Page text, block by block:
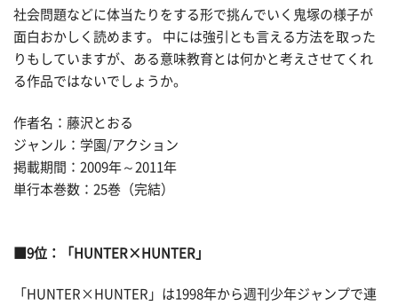
社会問題などに体当たりをする形で挑んでいく鬼塚の様子が
面白おかしく読めます。 中には強引とも言える方法を取った
りもしていますが、ある意味教育とは何かと考えさせてくれ
る作品ではないでしょうか。
作者名：藤沢とおる
ジャンル：学園/アクション
掲載期間：2009年～2011年
単行本巻数：25巻（完結）
■9位：「HUNTER×HUNTER」
「HUNTER×HUNTER」は1998年から週刊少年ジャンプで連